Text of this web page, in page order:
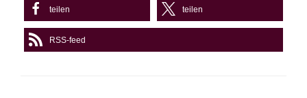
teilen teilen
RSS-feed